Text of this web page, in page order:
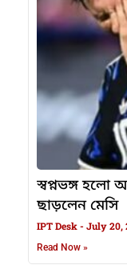
স্বপ্নভঙ্গ হলো
ছাড়লেন মেসি
IPT Desk July 20,
Read Now »